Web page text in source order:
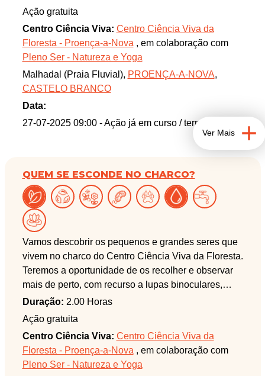
ação de controlo desta espécie invasora, através do
descasque, contribuindo assim para tentar mitigar o
seu impacto. De seguida, faremos um passeio
interpretativo na envolvência da Praia Fluvial do
Malhadal para dar a conhecer a biodiversidade
local.
Ação gratuita
Centro Ciência Viva: Centro Ciência Viva da
Floresta - Proença-a-Nova , em colaboração com
Pleno Ser - Natureza e Yoga
Malhadal (Praia Fluvial), PROENÇA-A-NOVA,
CASTELO BRANCO
Data:
27-07-2025 09:00 - Ação já em curso / terminada
Ver Mais
QUEM SE ESCONDE NO CHARCO?
Vamos descobrir os pequenos e grandes seres que
vivem no charco do Centro Ciência Viva da Floresta.
Teremos a oportunidade de os recolher e observar
mais de perto, com recurso a lupas binoculares,
para vermos a incrível biodiversidade que se
esconde debaixo de água.
Duração: 2.00 Horas
Ação gratuita
Centro Ciência Viva: Centro Ciência Viva da
Floresta - Proença-a-Nova , em colaboração com
Pleno Ser - Natureza e Yoga